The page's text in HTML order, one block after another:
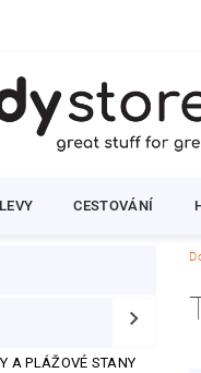
CESTOVÁNÍ
A PLÁŽOVÉ STANY